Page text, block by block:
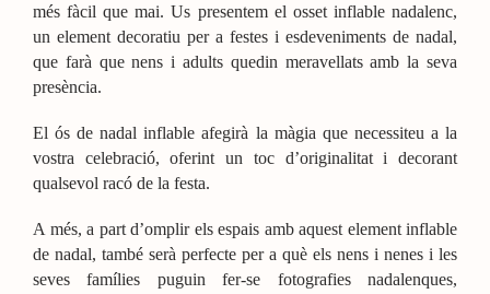
més fàcil que mai. Us presentem el osset inflable nadalenc,
un element decoratiu per a festes i esdeveniments de nadal,
que farà que nens i adults quedin meravellats amb la seva
presència.
El ós de nadal inflable afegirà la màgia que necessiteu a la
vostra celebració, oferint un toc d’originalitat i decorant
qualsevol racó de la festa.
A més, a part d’omplir els espais amb aquest element inflable
de nadal, també serà perfecte per a què els nens i nenes i les
seves famílies puguin fer-se fotografies nadalenques,